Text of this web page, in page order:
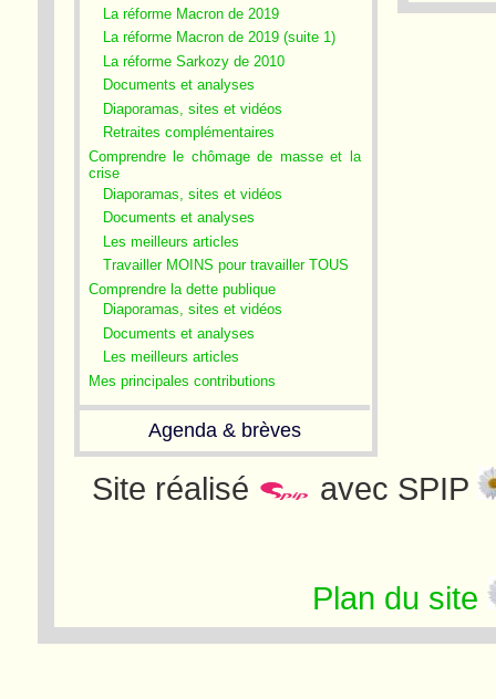
La réforme Macron de 2019
La réforme Macron de 2019 (suite 1)
La réforme Sarkozy de 2010
Documents et analyses
Diaporamas, sites et vidéos
Retraites complémentaires
Comprendre le chômage de masse et la
crise
Diaporamas, sites et vidéos
Documents et analyses
Les meilleurs articles
Travailler MOINS pour travailler TOUS
Comprendre la dette publique
Diaporamas, sites et vidéos
Documents et analyses
Les meilleurs articles
Mes principales contributions
Agenda & brèves
Site réalisé avec SPIP
Plan du site